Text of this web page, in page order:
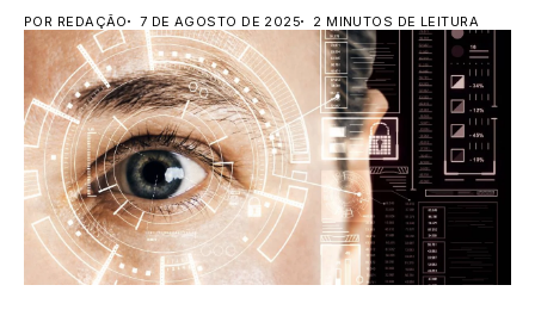
POR REDAÇÃO 7 DE AGOSTO DE 2025 2 MINUTOS DE LEITURA